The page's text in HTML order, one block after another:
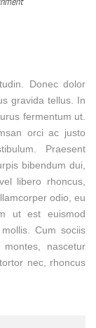
Donec dolor
gravida tellus. In
fermentum ut.
orci ac justo
Praesent
bibendum dui,
libero rhoncus,
odio, eu
ut est euismod
Cum sociis
nascetur
nec, rhoncus